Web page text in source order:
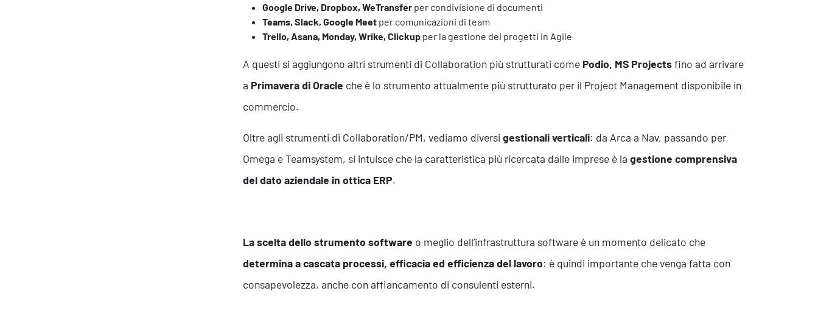
Google Drive, Dropbox, WeTransfer per condivisione di documenti
Teams, Slack, Google Meet per comunicazioni di team
Trello, Asana, Monday, Wrike, Clickup per la gestione dei progetti in Agile
A questi si aggiungono altri strumenti di Collaboration più strutturati come Podio, MS Projectsfino ad arrivare
a Primavera di Oracle che è lo strumento attualmente più strutturato per il Project Management disponibile in
commercio.
Oltre agli strumenti di Collaboration/PM, vediamo diversi gestionali verticali: da Arca a Nav, passando per
Omega e Teamsystem, si intuisce che la caratteristica più ricercata dalle imprese è la gestione comprensiva
del dato aziendale in ottica ERP.
La scelta dello strumento software o meglio dell’infrastruttura software è un momento delicato che
determina a cascata processi, efficacia ed efficienza del lavoro: è quindi importante che venga fatta con
consapevolezza, anche con affiancamento di consulenti esterni.